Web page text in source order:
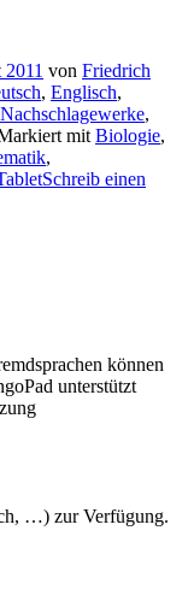
von Friedrich
, Englisch,
,
mit Biologie,
,
Schreib einen
können
unterstützt
…) zur Verfügung.